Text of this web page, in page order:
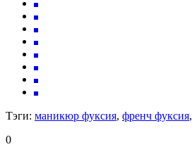
Тэги: маникюр фуксия, френч фуксия,
0